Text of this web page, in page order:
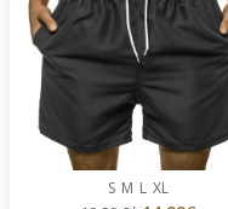
S M L XL